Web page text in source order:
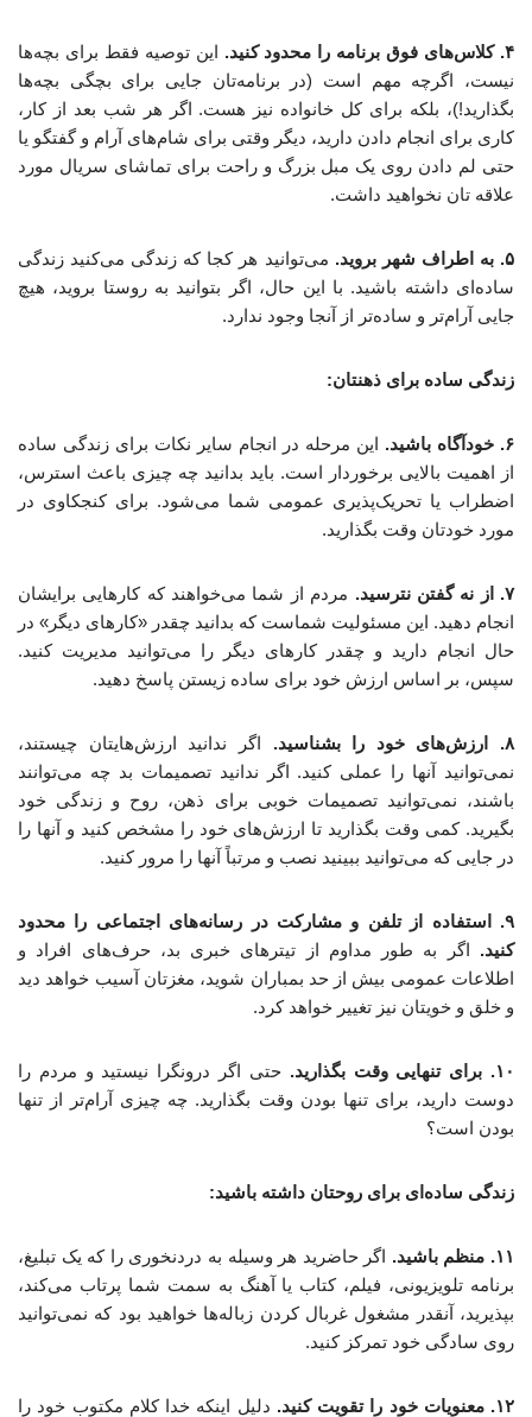
۴. کلاس‌های فوق برنامه را محدود کنید.
این توصیه فقط برای بچه‌ها
نیست، اگرچه مهم است (در برنامه‌تان جایی برای بچگی بچه‌ها
بگذارید!)، بلکه برای کل خانواده نیز هست. اگر هر شب بعد از کار،
کاری برای انجام دادن دارید، دیگر وقتی برای شام‌های آرام و گفتگو یا
حتی لم دادن روی یک مبل بزرگ و راحت برای تماشای سریال مورد
علاقه تان نخواهید داشت.
۵. به اطراف شهر بروید.
می‌توانید هر کجا که زندگی می‌کنید زندگی
ساده‌ای داشته باشید. با این حال، اگر بتوانید به روستا بروید، هیچ
جایی آرام‌تر و ساده‌تر از آنجا وجود ندارد.
زندگی ساده برای ذهنتان:
۶. خودآگاه باشید.
این مرحله در انجام سایر نکات برای زندگی ساده
از اهمیت بالایی برخوردار است. باید بدانید چه چیزی باعث استرس،
اضطراب یا تحریک‌پذیری عمومی شما می‌شود. برای کنجکاوی در
مورد خودتان وقت بگذارید.
۷. از نه گفتن نترسید.
مردم از شما می‌خواهند که کارهایی برایشان
انجام دهید. این مسئولیت شماست که بدانید چقدر «کارهای دیگر» در
حال انجام دارید و چقدر کارهای دیگر را می‌توانید مدیریت کنید.
سپس، بر اساس ارزش خود برای ساده زیستن پاسخ دهید.
۸. ارزش‌های خود را بشناسید.
اگر ندانید ارزش‌هایتان چیستند،
نمی‌توانید آنها را عملی کنید. اگر ندانید تصمیمات بد چه می‌توانند
باشند، نمی‌توانید تصمیمات خوبی برای ذهن، روح و زندگی خود
بگیرید. کمی وقت بگذارید تا ارزش‌های خود را مشخص کنید و آنها را
در جایی که می‌توانید ببینید نصب و مرتباً آنها را مرور کنید.
۹. استفاده از تلفن و مشارکت در رسانه‌های اجتماعی را محدود
کنید. اگر به طور مداوم از تیترهای خبری بد، حرف‌های افراد و
اطلاعات عمومی بیش از حد بمباران شوید، مغزتان آسیب خواهد دید
و خلق و خویتان نیز تغییر خواهد کرد.
۱۰. برای تنهایی وقت بگذارید.
حتی اگر درونگرا نیستید و مردم را
دوست دارید، برای تنها بودن وقت بگذارید. چه چیزی آرام‌تر از تنها
بودن است؟
زندگی ساده‌ای برای روحتان داشته باشید:
۱۱. منظم باشید.
اگر حاضرید هر وسیله به دردنخوری را که یک تبلیغ،
برنامه تلویزیونی، فیلم، کتاب یا آهنگ به سمت شما پرتاب می‌کند،
بپذیرید، آنقدر مشغول غربال کردن زباله‌ها خواهید بود که نمی‌توانید
روی سادگی خود تمرکز کنید.
۱۲. معنویات خود را تقویت کنید.
دلیل اینکه خدا کلام مکتوب خود را